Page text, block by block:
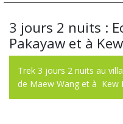
3 jours 2 nuits :
Pakayaw et à
Trek 3 jours 2 nuits au
de Maew Wang et à Kew